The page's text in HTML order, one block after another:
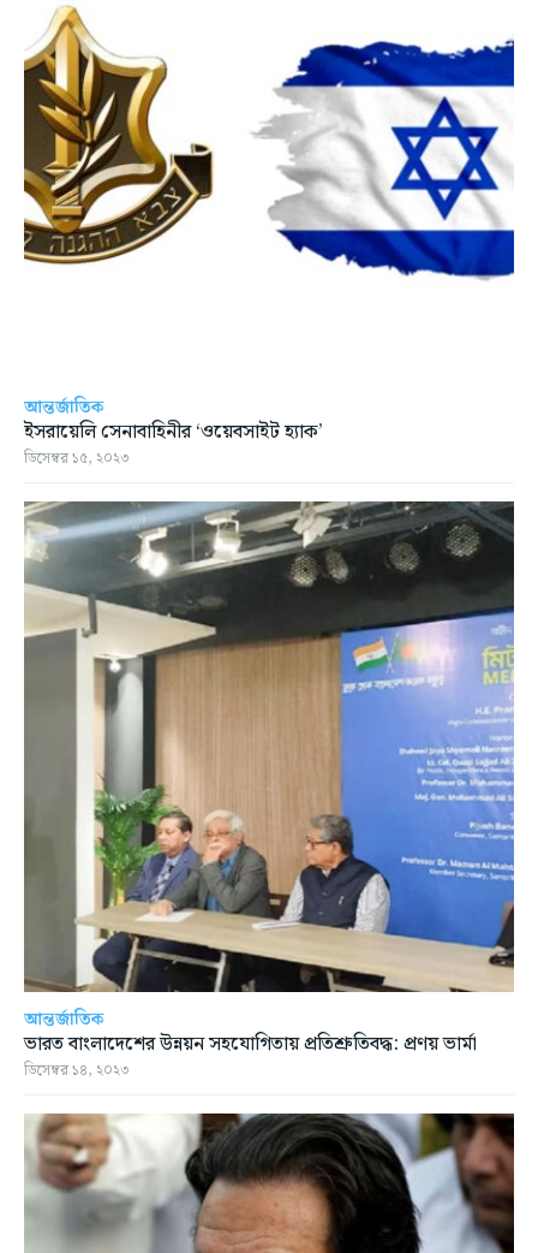
আন্তর্জাতিক
ইসরায়েলি সেনাবাহিনীর ‘ওয়েবসাইট হ্যাক’
ডিসেম্বর ১৫, ২০২৩
আন্তর্জাতিক
ভারত বাংলাদেশের উন্নয়ন সহযোগিতায় প্রতিশ্রুতিবদ্ধ: প্রণয় ভার্মা
ডিসেম্বর ১৪, ২০২৩